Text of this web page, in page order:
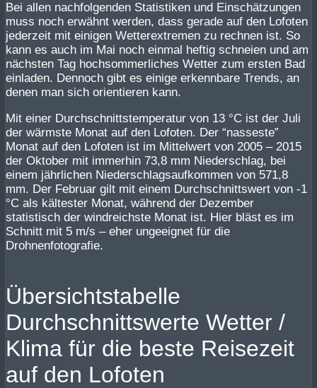
Bei allen nachfolgenden Statistiken und Einschätzungen
muss noch erwähnt werden, dass gerade auf den Lofoten
jederzeit mit einigen Wetterextremen zu rechnen ist. So
kann es auch im Mai noch einmal heftig schneien und am
nächsten Tag hochsommerliches Wetter zum ersten Bad
einladen. Dennoch gibt es einige erkennbare Trends, an
denen man sich orientieren kann.
Mit einer Durchschnittstemperatur von 13 °C ist der Juli
der wärmste Monat auf den Lofoten. Der “nasseste”
Monat auf den Lofoten ist im Mittelwert von 2005 – 2015
der Oktober mit immerhin 73,8 mm Niederschlag, bei
einem jährlichen Niederschlagsaufkommen von 571,8
mm. Der Februar gilt mit einem Durchschnittswert von -1
°C als kältester Monat, während der Dezember
statistisch der windreichste Monat ist. Hier bläst es im
Schnitt mit 5 m/s – eher ungeeignet für die
Drohnenfotografie.
Übersichtstabelle
Durchschnittswerte Wetter /
Klima für die beste Reisezeit
auf den Lofoten